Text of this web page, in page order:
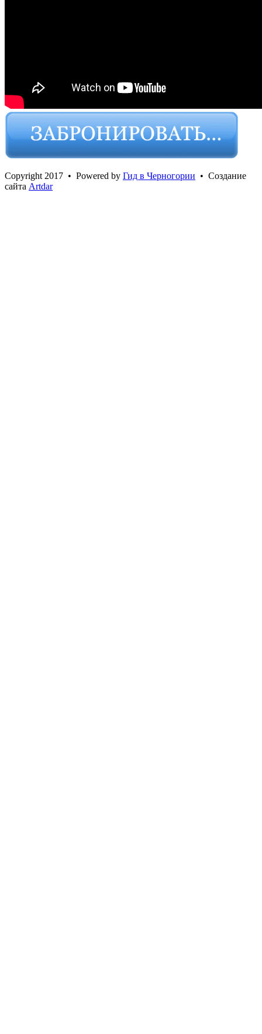
Сopyright 2017 • Powered by Гид в Черногории • Создание
сайта Artdar